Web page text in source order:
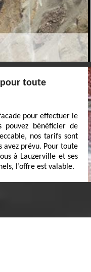
toute
pour effectuer le
pouvez bénéficier de
nos tarifs sont
avez prévu. Pour toute
à Lauzerville et ses
l’offre est valable.